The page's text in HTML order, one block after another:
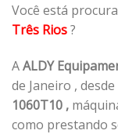
Você está
Três Rios?
AALDY
de Janeiro ,
1060T10 ,
como prestando